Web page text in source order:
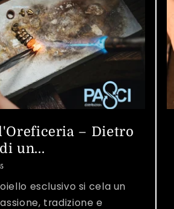
– Dietro
un...
esclusivo si cela un
tradizione e